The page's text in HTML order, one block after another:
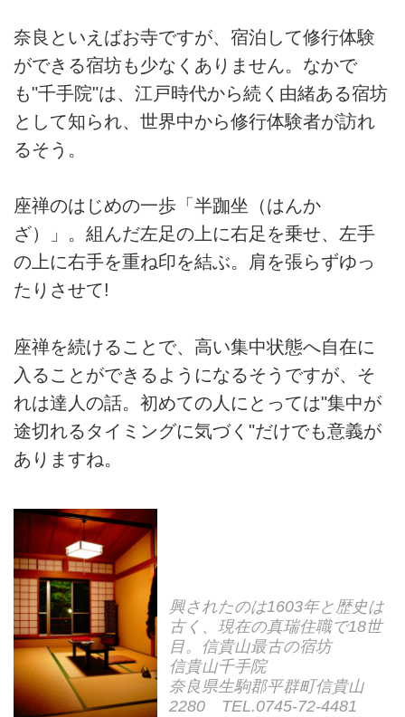
奈良といえばお寺ですが、宿泊して修行体験
ができる宿坊も少なくありません。なかで
も"千手院"は、江戸時代から続く由緒ある宿坊
として知られ、世界中から修行体験者が訪れ
るそう。
座禅のはじめの一歩「半跏坐（はんか
ざ）」。組んだ左足の上に右足を乗せ、左手
の上に右手を重ね印を結ぶ。肩を張らずゆっ
たりさせて!
座禅を続けることで、高い集中状態へ自在に
入ることができるようになるそうですが、そ
れは達人の話。初めての人にとっては"集中が
途切れるタイミングに気づく"だけでも意義が
ありますね。
興されたのは1603年と歴史は
古く、現在の真瑞住職で18世
目。信貴山最古の宿坊
信貴山千手院
奈良県生駒郡平群町信貴山
2280 TEL.0745-72-4481